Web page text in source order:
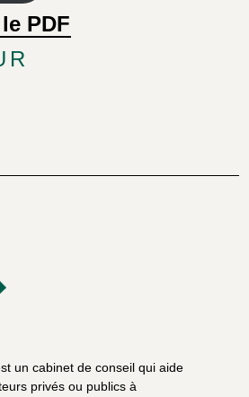
PDF
un cabinet de conseil qui aide
privés ou publics à